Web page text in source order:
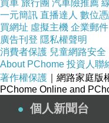
大約二周後，才全部
我這邊轉為每二周，
一方面， 大姐很喜
一方面，大姐跟外
買車 旅行團 汽車險推薦
一元簡訊 直播達人 數位
買網址 虛擬主機 企業郵件
廣告刊登 隱私權聲明
消費者保護 兒童網路安全
About PChome 投資人聯
著作權保護 ｜網路家庭
PChome Online and
個人新聞台